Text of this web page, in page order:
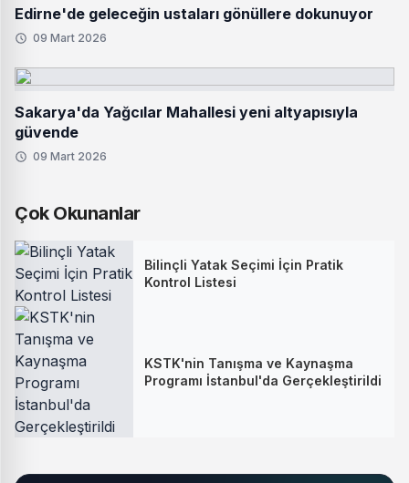
Edirne'de geleceğin ustaları gönüllere dokunuyor
09 Mart 2026
Sakarya'da Yağcılar Mahallesi yeni altyapısıyla
güvende
09 Mart 2026
Çok Okunanlar
Bilinçli Yatak Seçimi İçin Pratik
Kontrol Listesi
KSTK'nin Tanışma ve Kaynaşma
Programı İstanbul'da Gerçekleştirildi